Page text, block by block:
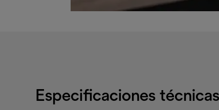
Especificaciones técnicas